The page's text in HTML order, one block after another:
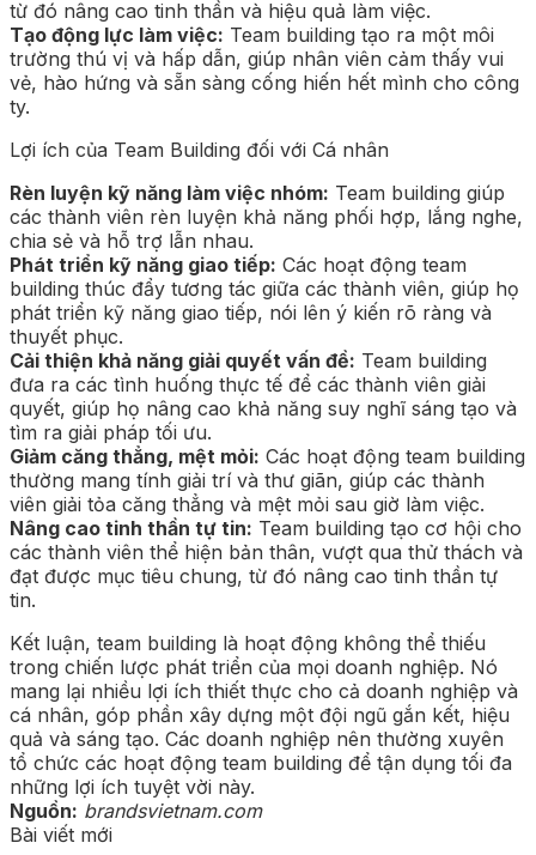
từ đó nâng cao tinh thần và hiệu quả làm việc.
Tạo động lực làm việc: Team building tạo ra một môi
trường thú vị và hấp dẫn, giúp nhân viên cảm thấy vui
vẻ, hào hứng và sẵn sàng cống hiến hết mình cho công
ty.
Lợi ích của Team Building đối với Cá nhân
Rèn luyện kỹ năng làm việc nhóm: Team building giúp
các thành viên rèn luyện khả năng phối hợp, lắng nghe,
chia sẻ và hỗ trợ lẫn nhau.
Phát triển kỹ năng giao tiếp: Các hoạt động team
building thúc đẩy tương tác giữa các thành viên, giúp họ
phát triển kỹ năng giao tiếp, nói lên ý kiến rõ ràng và
thuyết phục.
Cải thiện khả năng giải quyết vấn đề: Team building
đưa ra các tình huống thực tế để các thành viên giải
quyết, giúp họ nâng cao khả năng suy nghĩ sáng tạo và
tìm ra giải pháp tối ưu.
Giảm căng thẳng, mệt mỏi: Các hoạt động team building
thường mang tính giải trí và thư giãn, giúp các thành
viên giải tỏa căng thẳng và mệt mỏi sau giờ làm việc.
Nâng cao tinh thần tự tin: Team building tạo cơ hội cho
các thành viên thể hiện bản thân, vượt qua thử thách và
đạt được mục tiêu chung, từ đó nâng cao tinh thần tự
tin.
Kết luận, team building là hoạt động không thể thiếu
trong chiến lược phát triển của mọi doanh nghiệp. Nó
mang lại nhiều lợi ích thiết thực cho cả doanh nghiệp và
cá nhân, góp phần xây dựng một đội ngũ gắn kết, hiệu
quả và sáng tạo. Các doanh nghiệp nên thường xuyên
tổ chức các hoạt động team building để tận dụng tối đa
những lợi ích tuyệt vời này.
Nguồn: brandsvietnam.com
Bài viết mới